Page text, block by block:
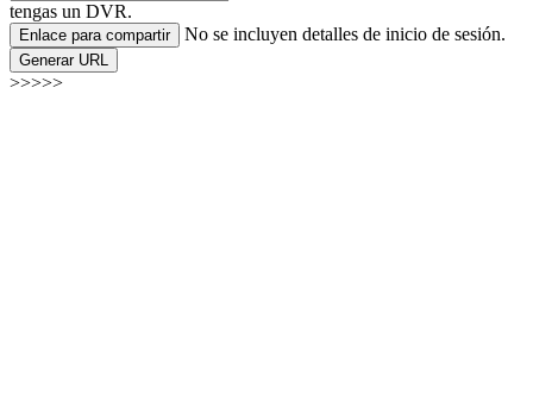
tengas un DVR.
Enlace para compartir No se incluyen detalles de inicio de sesión.
Generar URL
>>>>>